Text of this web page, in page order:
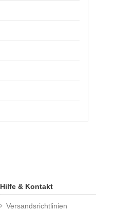
Hilfe & Kontakt
Versandsrichtlinien